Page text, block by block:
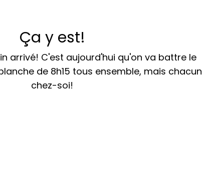
Ça y est!
arrivé! C'est aujourd'hui qu'on va battre le
de 8h15 tous ensemble, mais chacun
chez-soi!